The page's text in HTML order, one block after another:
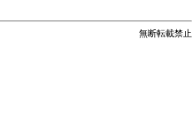
無断転載禁止